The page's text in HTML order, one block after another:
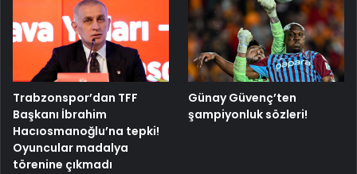
Trabzonspor’dan TFF
Başkanı İbrahim
Hacıosmanoğlu’na tepki!
Oyuncular madalya
törenine çıkmadı
Günay Güvenç’ten
şampiyonluk sözleri!